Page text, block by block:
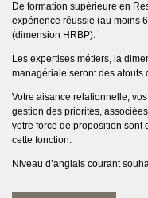
De formation supérieure en
expérience réussie (au moins
(dimension HRBP).
Les expertises métiers, la
managériale seront des atouts
Votre aisance relationnelle,
gestion des priorités,
votre force de proposition sont
cette fonction.
Niveau d’anglais courant